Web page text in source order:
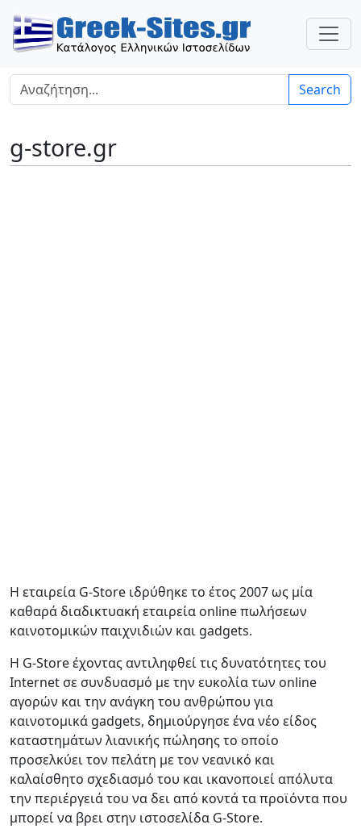
Search
g-store.gr
H εταιρεία G-Store ιδρύθηκε το έτος 2007 ως μία
καθαρά διαδικτυακή εταιρεία online πωλήσεων
καινοτομικών παιχνιδιών και gadgets.
Η G-Store έχοντας αντιληφθεί τις δυνατότητες του
Internet σε συνδυασμό με την ευκολία των online
αγορών και την ανάγκη του ανθρώπου για
καινοτομικά gadgets, δημιούργησε ένα νέο είδος
καταστημάτων λιανικής πώλησης το οποίο
προσελκύει τον πελάτη με τον νεανικό και
καλαίσθητο σχεδιασμό του και ικανοποιεί απόλυτα
την περιέργειά του να δει από κοντά τα προϊόντα που
μπορεί να βρει στην ιστοσελίδα G-Store.